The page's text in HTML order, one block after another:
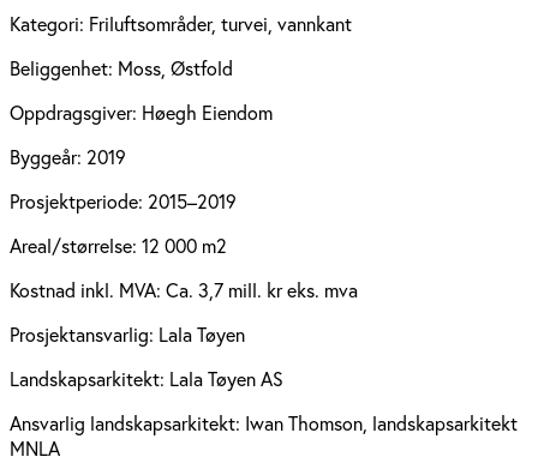
Kategori: Friluftsområder, turvei, vannkant
Beliggenhet: Moss, Østfold
Oppdragsgiver: Høegh Eiendom
Byggeår: 2019
Prosjektperiode: 2015–2019
Areal/størrelse: 12 000 m2
Kostnad inkl. MVA: Ca. 3,7 mill. kr eks. mva
Prosjektansvarlig: Lala Tøyen
Landskapsarkitekt: Lala Tøyen AS
Ansvarlig landskapsarkitekt: Iwan Thomson, landskaps­arkitekt
MNLA